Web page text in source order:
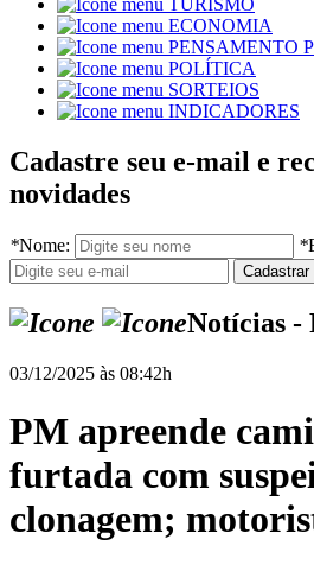
TURISMO
ECONOMIA
PENSAMENTO
POLÍTICA
SORTEIOS
INDICADORES
Cadastre seu e-mail e
novidades
*Nome: *
Notícias -
03/12/2025 às 08:42h
PM apreende
furtada com
clonagem;